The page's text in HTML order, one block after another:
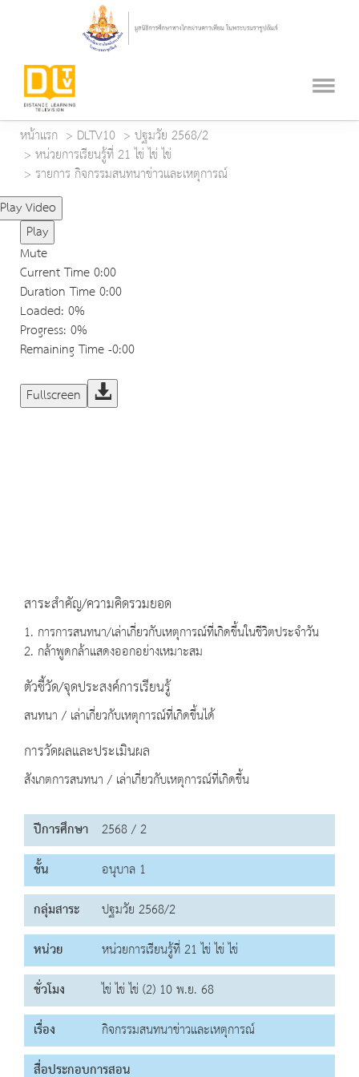
หน้าแรก DLTV10
ปฐมวัย 2568/2
หน่วยการเรียนรู้ที่ 21 ไข่ ไข่ ไข่
รายการ กิจกรรมสนทนาข่าวและเหตุการณ์
Play Video
Play
Mute
Current Time0:00
Duration Time0:00
Loaded: 0%
Progress: 0%
Remaining Time-0:00
Fullscreen
สาระสำคัญ/ความคิดรวมยอด
1. การการสนทนา/เล่าเกี่ยวกับเหตุการณ์ที่เกิดขึ้นในชีวิตประจำวัน
2. กล้าพูดกล้าแสดงออกอย่างเหมาะสม
ตัวชี้วัด/จุดประสงค์การเรียนรู้
สนทนา / เล่าเกี่ยวกับเหตุการณ์ที่เกิดขึ้นได้
การวัดผลและประเมินผล
สังเกตการสนทนา / เล่าเกี่ยวกับเหตุการณ์ที่เกิดขึ้น
ปีการศึกษา 2568 / 2
ชั้น
อนุบาล 1
กลุ่มสาระ
ปฐมวัย 2568/2
หน่วย
หน่วยการเรียนรู้ที่ 21 ไข่ ไข่ ไข่
ชั่วโมง
ไข่ ไข่ ไข่ (2) 10 พ.ย. 68
เรื่อง
กิจกรรมสนทนาข่าวและเหตุการณ์
สื่อประกอบการสอน